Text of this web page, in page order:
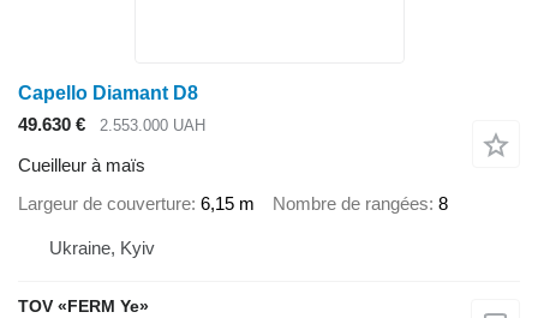
Capello Diamant D8
49.630 €
2.553.000 UAH
Cueilleur à maïs
Largeur de couverture 6,15 m Nombre de rangées 8
Ukraine, Kyiv
TOV «FERM Ye»